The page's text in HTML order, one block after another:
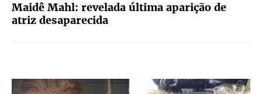
Maidê Mahl: revelada última aparição de
atriz desaparecida